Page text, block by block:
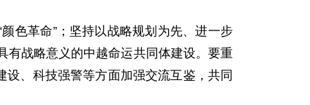
色革命”；坚持以战略规划为先、进一步
有战略意义的中越命运共同体建设。要重
设、科技强警等方面加强交流互鉴，共同